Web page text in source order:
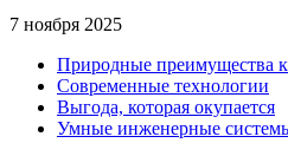
7 ноября 2025
Природные преимущества
Современные технологии
Выгода, которая окупается
Умные инженерные